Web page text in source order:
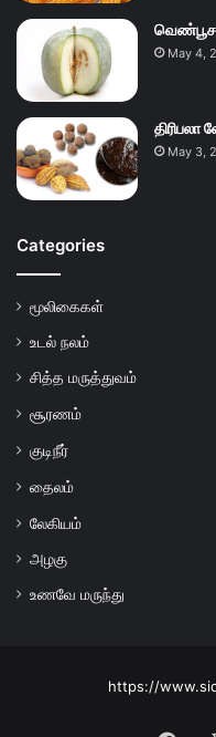
May 4,
திரிபலா
May 3,
Categories
மூலிகைகள்
உடல் நலம்
சித்த மருத்துவம்
சூரணம்
குடிநீர்
தைலம்
லேகியம்
அழகு
உணவே மருந்து
https://